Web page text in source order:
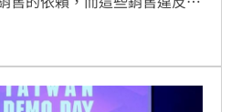
輝達晶片遭刑事起訴。